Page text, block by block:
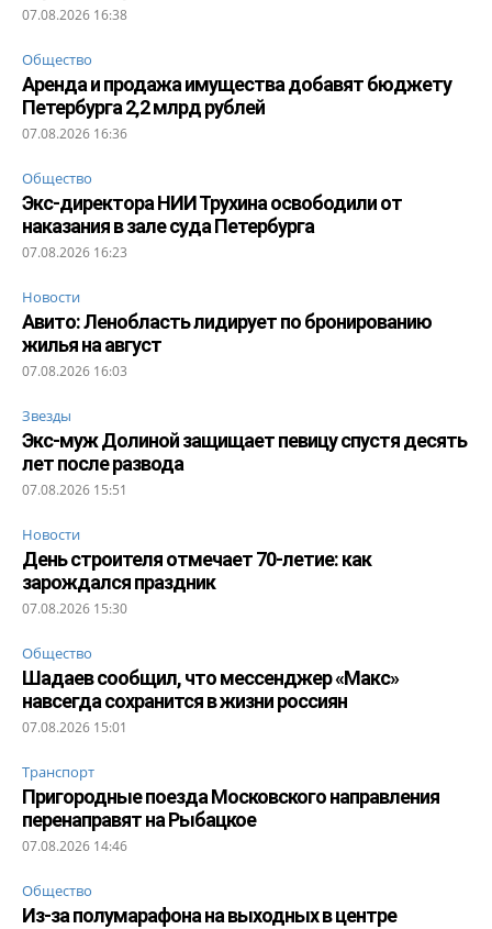
07.08.2026 16:38
Общество
Аренда и продажа имущества добавят бюджету
Петербурга 2,2 млрд рублей
07.08.2026 16:36
Общество
Экс-директора НИИ Трухина освободили от
наказания в зале суда Петербурга
07.08.2026 16:23
Новости
Авито: Ленобласть лидирует по бронированию
жилья на август
07.08.2026 16:03
Звезды
Экс-муж Долиной защищает певицу спустя десять
лет после развода
07.08.2026 15:51
Новости
День строителя отмечает 70-летие: как
зарождался праздник
07.08.2026 15:30
Общество
Шадаев сообщил, что мессенджер «Макс»
навсегда сохранится в жизни россиян
07.08.2026 15:01
Транспорт
Пригородные поезда Московского направления
перенаправят на Рыбацкое
07.08.2026 14:46
Общество
Из-за полумарафона на выходных в центре